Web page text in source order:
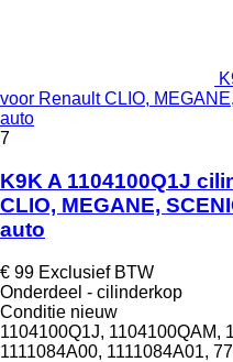
voor Renault CLIO,
auto
7
K9K A 1104100Q1J
CLIO, MEGANE,
auto
€ 99 Exclusief BTW
Onderdeel - cilinderkop
Conditie nieuw
1104100Q1J, 1104100QAM,
1111084A00, 1111084A01,